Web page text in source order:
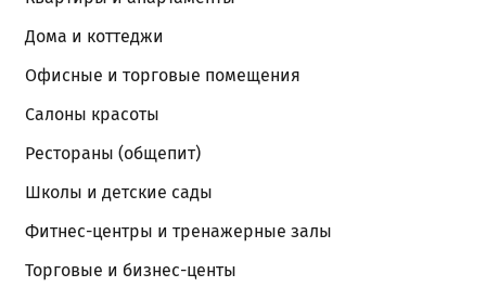
Дома и коттеджи
Офисные и торговые помещения
Салоны красоты
Рестораны (общепит)
Школы и детские сады
Фитнес-центры и тренажерные залы
Торговые и бизнес-центы